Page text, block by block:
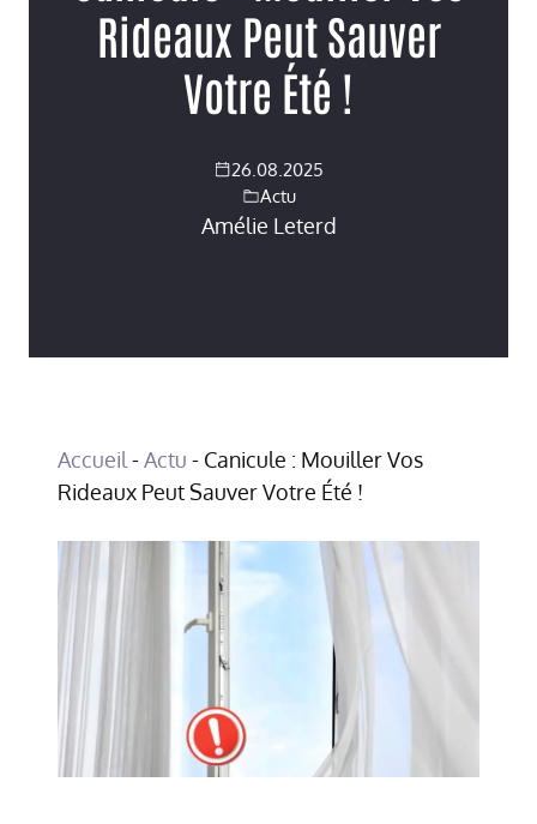
Rideaux Peut Sauver
Votre Été !
26.08.2025
Actu
Amélie Leterd
Accueil -Actu - Canicule : Mouiller Vos
Rideaux Peut Sauver Votre Été !